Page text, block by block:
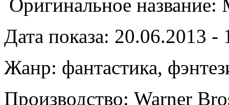
Оригинальное название:
Дата показа: 20.06.2013 -
Жанр: фантастика,
Производство: Warner